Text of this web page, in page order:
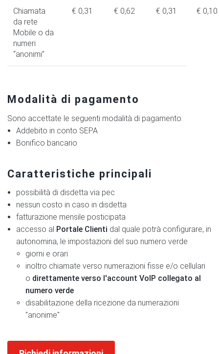
Chiamata
da rete
Mobile o da
numeri
“anonimi”
€ 0,31 € 0,62 € 0,31 € 0,10
Modalità di pagamento
Sono accettate le seguenti modalità di pagamento:
Addebito in conto SEPA
Bonifico bancario
Caratteristiche principali
possibilità di disdetta via pec
nessun costo in caso in disdetta
fatturazione mensile posticipata
accesso al Portale Clienti dal quale potrà configurare, in
autonomina, le impostazioni del suo numero verde
giorni e orari
inoltro chiamate verso numerazioni fisse e/o cellulari
o direttamente verso l'account VoIP collegato al
numero verde
disabilitazione della ricezione da numerazioni
"anonime"